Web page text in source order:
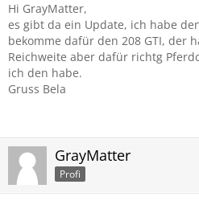
Hi GrayMatter,
es gibt da ein Update, ich habe
bekomme dafür den 208 GTI, der
Reichweite aber dafür richtg
ich den habe.
Gruss Bela
GrayMatter
Profi